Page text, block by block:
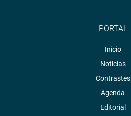
PORTAL
Inicio
Noticias
Contrastes
Agenda
Editorial